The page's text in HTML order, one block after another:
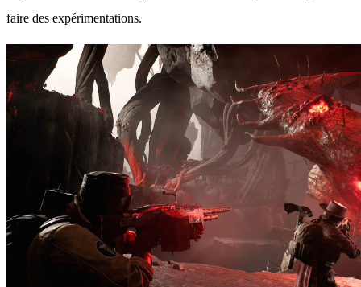
faire des expérimentations.